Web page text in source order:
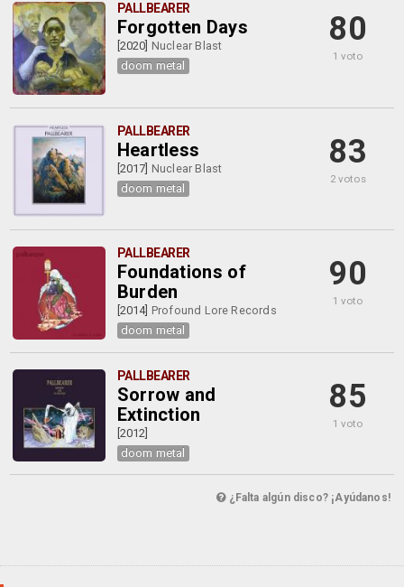
PALLBEARER
Forgotten Days
[2020] Nuclear Blast
doom metal
80
1 voto
PALLBEARER
Heartless
[2017] Nuclear Blast
doom metal
83
2 votos
PALLBEARER
Foundations of
Burden
[2014] Profound Lore Records
doom metal
90
1 voto
PALLBEARER
Sorrow and
Extinction
[2012]
doom metal
85
1 voto
¿Falta algún disco? ¡Ayúdanos!